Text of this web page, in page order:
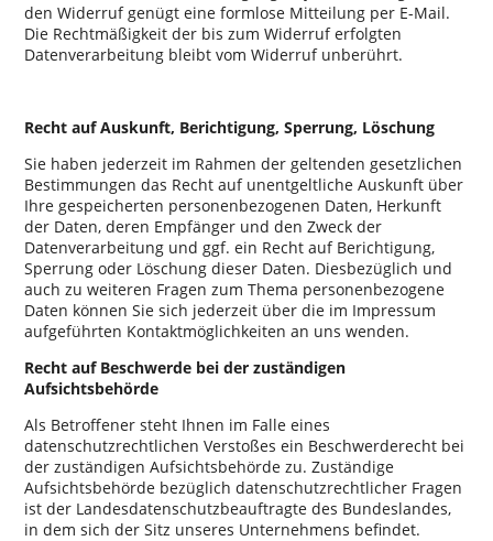
den Widerruf genügt eine formlose Mitteilung per E-Mail.
Die Rechtmäßigkeit der bis zum Widerruf erfolgten
Datenverarbeitung bleibt vom Widerruf unberührt.
Recht auf Auskunft, Berichtigung, Sperrung, Löschung
Sie haben jederzeit im Rahmen der geltenden gesetzlichen
Bestimmungen das Recht auf unentgeltliche Auskunft über
Ihre gespeicherten personenbezogenen Daten, Herkunft
der Daten, deren Empfänger und den Zweck der
Datenverarbeitung und ggf. ein Recht auf Berichtigung,
Sperrung oder Löschung dieser Daten. Diesbezüglich und
auch zu weiteren Fragen zum Thema personenbezogene
Daten können Sie sich jederzeit über die im Impressum
aufgeführten Kontaktmöglichkeiten an uns wenden.
Recht auf Beschwerde bei der zuständigen
Aufsichtsbehörde
Als Betroffener steht Ihnen im Falle eines
datenschutzrechtlichen Verstoßes ein Beschwerderecht bei
der zuständigen Aufsichtsbehörde zu. Zuständige
Aufsichtsbehörde bezüglich datenschutzrechtlicher Fragen
ist der Landesdatenschutzbeauftragte des Bundeslandes,
in dem sich der Sitz unseres Unternehmens befindet.